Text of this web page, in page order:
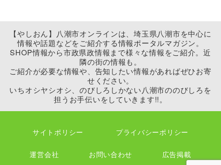
【やしおん】八潮市オンラインは、埼玉県八潮市を中心に
情報や話題などをご紹介する情報ポータルマガジン。
SHOP情報から市政県政情報まで様々な情報をご紹介。近
隣の街の情報も。
ご紹介が必要な情報や、告知したい情報があればぜひお寄
せください。
いちオシヤシオシ、のびしろしかない八潮市ののびしろを
担うお手伝いをしていきます!!。
サイトポリシー プライバシーポリシー
運営会社 お問い合わせ 広告掲載